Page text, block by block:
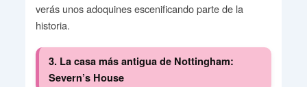
verás unos adoquines escenificando parte de la
historia.
3. La casa más antigua de Nottingham:
Severn’s House